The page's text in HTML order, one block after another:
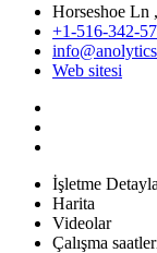
Horseshoe Ln
+1-516-342-
Web sitesi
İşletme
Harita
Videolar
Çalışma